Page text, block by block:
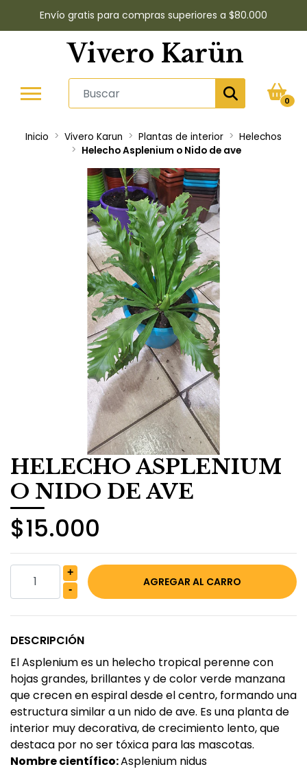
Envío gratis para compras superiores a $80.000
Vivero Karün
0
Inicio Vivero Karun Plantas de interior
Helechos
Helecho Asplenium o Nido de ave
HELECHO ASPLENIUM
O NIDO DE AVE
$15.000
+
-
DESCRIPCIÓN
El Asplenium es un helecho tropical perenne con
hojas grandes, brillantes y de color verde manzana
que crecen en espiral desde el centro, formando una
estructura similar a un nido de ave. Es una planta de
interior muy decorativa, de crecimiento lento, que
destaca por no ser tóxica para las mascotas.
Nombre científico:Asplenium nidus